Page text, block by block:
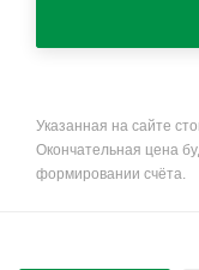
Указанная на сайте
Окончательная цена
формировании счёта.